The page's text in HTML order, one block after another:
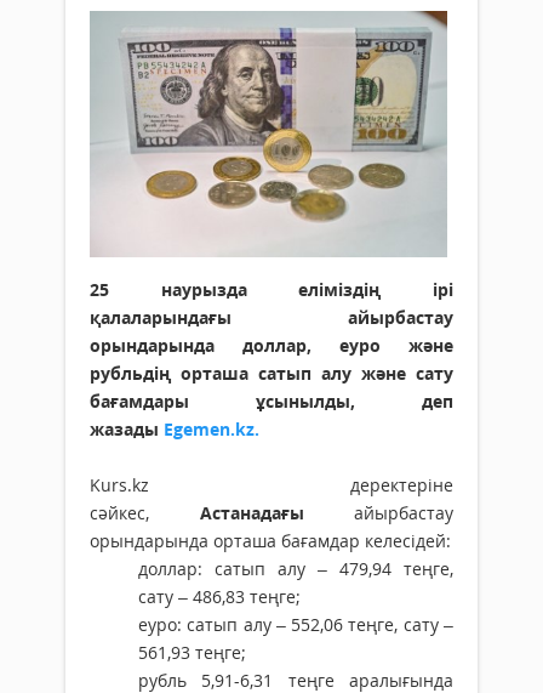
25 наурызда еліміздің ірі
қалаларындағы айырбастау
орындарында доллар, еуро және
рубльдің орташа сатып алу және сату
бағамдары ұсынылды, деп
жазады Egemen.kz.
Kurs.kz деректеріне
сәйкес, Астанадағы айырбастау
орындарында орташа бағамдар келесідей:
доллар: сатып алу – 479,94 теңге,
сату – 486,83 теңге;
еуро: сатып алу – 552,06 теңге, сату –
561,93 теңге;
рубль 5,91-6,31 теңге аралығында